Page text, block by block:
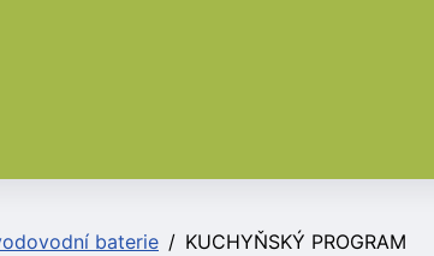
baterie KUCHYŇSKÝ PROGRAM